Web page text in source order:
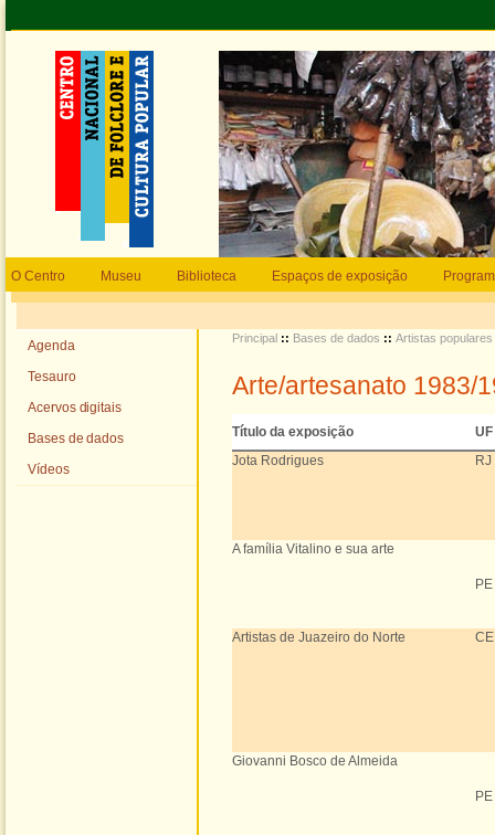
O Centro Museu Biblioteca Espaços de exposição
Agenda
Tesauro
Acervos digitais
Bases de dados
Vídeos
Principal :: Bases de dados :: Artistas populares
Arte/artesanato 1983/
Título da exposição
UF
Jota Rodrigues
RJ
A família Vitalino e sua arte
PE
Artistas de Juazeiro do Norte CE
Giovanni Bosco de Almeida
PE